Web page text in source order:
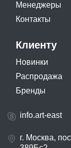
Менеджеры
Контакты
Клиенту
Новинки
Распродажа
Бренды
info.art-east
г. Москва,